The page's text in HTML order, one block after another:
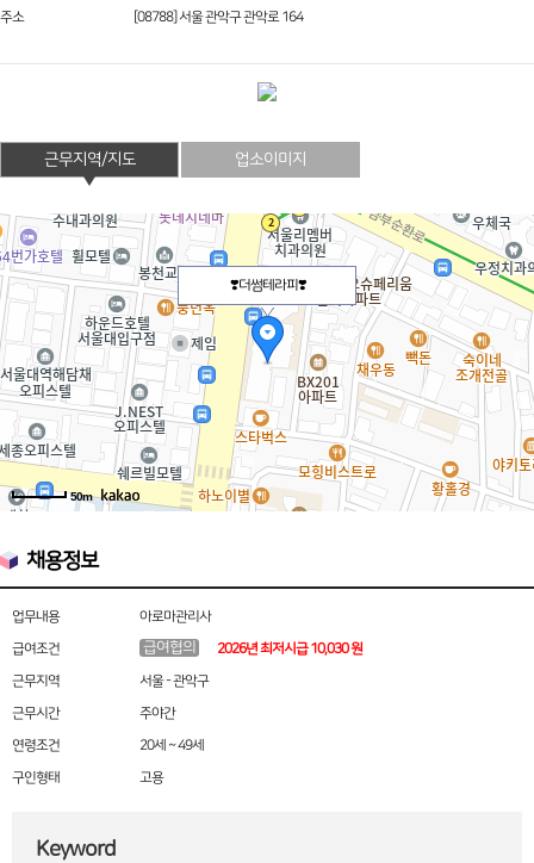
주소
[08788] 서울 관악구 관악로 164
근무지역/지도 업소이미지
❣️더썸테라피❣️
50m
채용정보
업무내용
아로마관리사
급여조건
급여협의
2026년 최저시급 10,030 원
근무지역
서울 - 관악구
근무시간
주야간
연령조건
20세 ~ 49세
구인형태
고용
Keyword